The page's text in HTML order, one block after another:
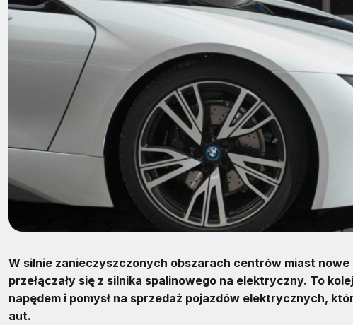
W silnie zanieczyszczonych obszarach centrów miast
przełączały się z silnika spalinowego na elektryczny. To
napędem i pomysł na sprzedaż pojazdów elektrycznych,
aut.